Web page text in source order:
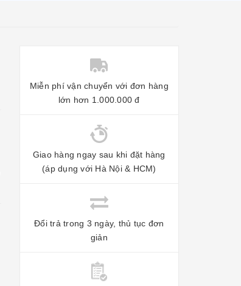
Miễn phí vận chuyển với đơn hàng
lớn hơn 1.000.000 đ
Giao hàng ngay sau khi đặt hàng
(áp dụng với Hà Nội & HCM)
Đổi trả trong 3 ngày, thủ tục đơn
giản